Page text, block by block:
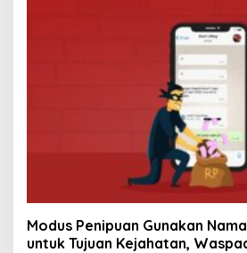
Modus Penipuan Gunakan
untuk Tujuan Kejahatan,